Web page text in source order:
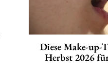
Diese Make-up-
Herbst 2026